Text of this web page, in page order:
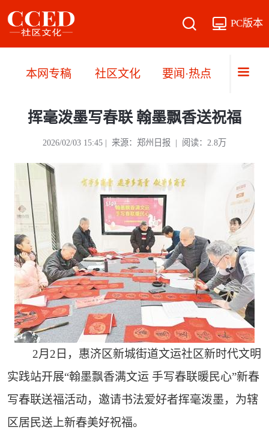
PC版本
本网专稿 社区文化 要闻·热点 直播·
挥毫泼墨写春联 翰墨飘香送祝福
2026/02/03 15:45 | 来源：郑州日报 | 阅读：2.8万
2月2日，惠济区新城街道文运社区新时代文明
实践站开展“翰墨飘香满文运 手写春联暖民心”新春
写春联送福活动，邀请书法爱好者挥毫泼墨，为辖
区居民送上新春美好祝福。